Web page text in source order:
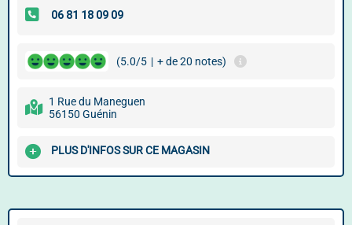
(5.0/5 | + de 20 notes)
1 Rue du Maneguen
56150 Guénin
PLUS D'INFOS SUR CE MAGASIN